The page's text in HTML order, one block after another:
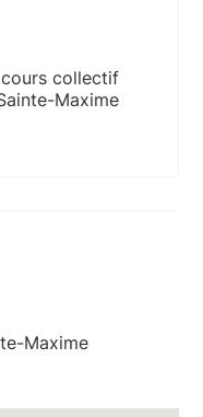
collectif
Maxime
Maxime